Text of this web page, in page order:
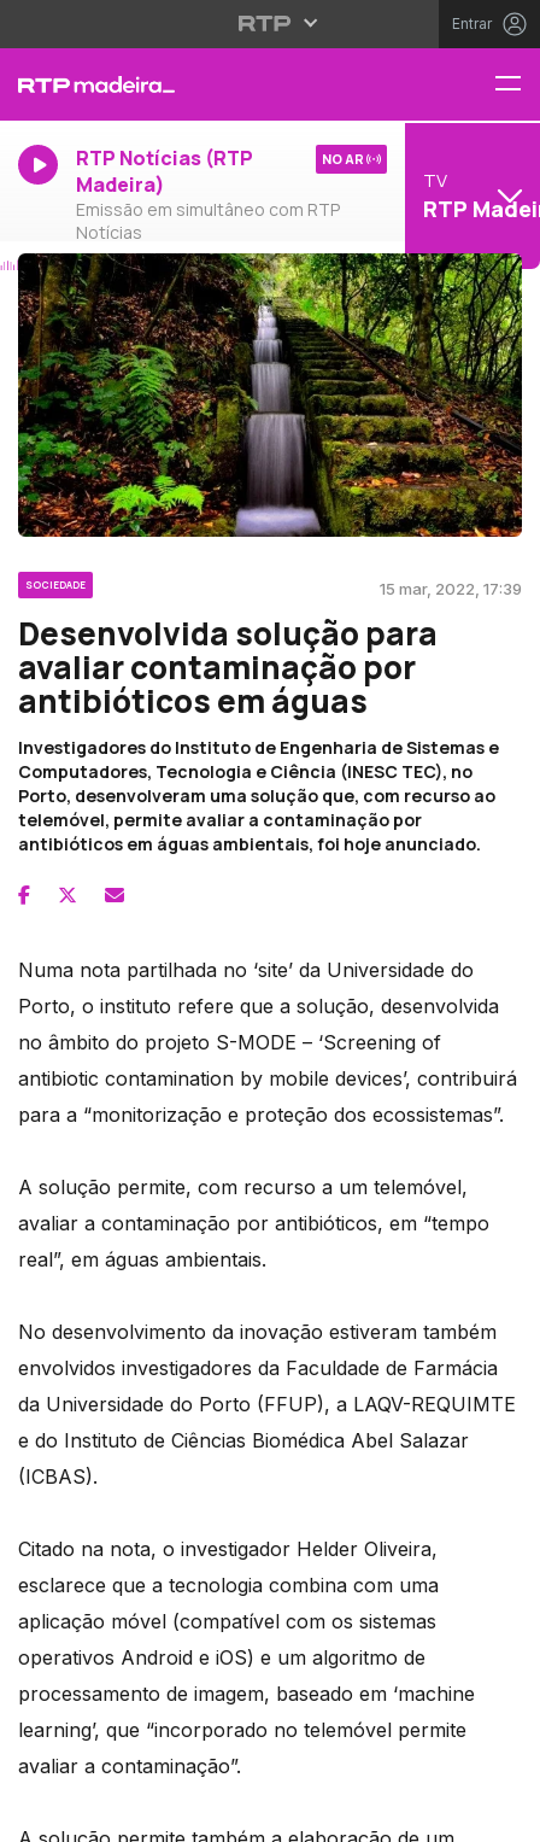
Entrar
RTP Notícias (RTP
Madeira)
Emissão em simultâneo com RTP
Notícias
NO AR
TV
RTP
SOCIEDADE 15 mar, 2022, 17:39
Desenvolvida solução para
avaliar contaminação por
antibióticos em águas
Investigadores do Instituto de Engenharia de Sistemas e
Computadores, Tecnologia e Ciência (INESC TEC), no
Porto, desenvolveram uma solução que, com recurso ao
telemóvel, permite avaliar a contaminação por
antibióticos em águas ambientais, foi hoje anunciado.
Numa nota partilhada no ‘site’ da Universidade do
Porto, o instituto refere que a solução, desenvolvida
no âmbito do projeto S-MODE – ‘Screening of
antibiotic contamination by mobile devices’, contribuirá
para a “monitorização e proteção dos ecossistemas”.
A solução permite, com recurso a um telemóvel,
avaliar a contaminação por antibióticos, em “tempo
real”, em águas ambientais.
No desenvolvimento da inovação estiveram também
envolvidos investigadores da Faculdade de Farmácia
da Universidade do Porto (FFUP), a LAQV-REQUIMTE
e do Instituto de Ciências Biomédica Abel Salazar
(ICBAS).
Citado na nota, o investigador Helder Oliveira,
esclarece que a tecnologia combina com uma
aplicação móvel (compatível com os sistemas
operativos Android e iOS) e um algoritmo de
processamento de imagem, baseado em ‘machine
learning’, que “incorporado no telemóvel permite
avaliar a contaminação”.